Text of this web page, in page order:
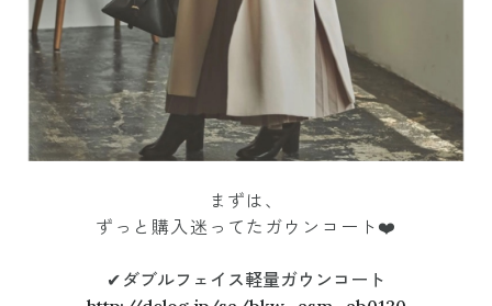
まずは、
ずっと購入迷ってたガウンコート❤️
✔︎ ダブルフェイス軽量ガウンコート